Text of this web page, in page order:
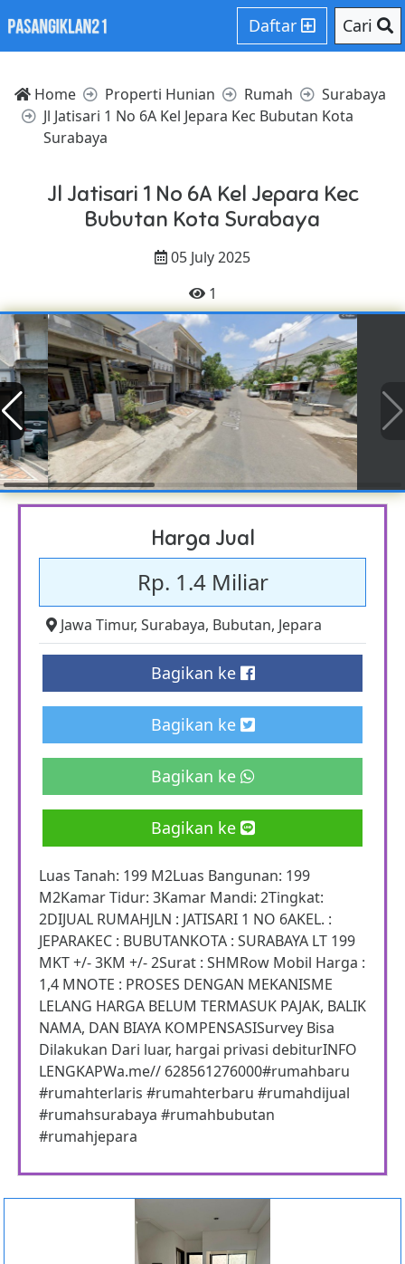
Daftar Cari
Home Properti Hunian Rumah
Surabaya
Jl Jatisari 1 No 6A Kel Jepara Kec Bubutan Kota
Surabaya
Jl Jatisari 1 No 6A Kel Jepara Kec
Bubutan Kota Surabaya
05 July 2025
1
Harga Jual
Rp. 1.4 Miliar
Jawa Timur, Surabaya, Bubutan, Jepara
Bagikan ke
Bagikan ke
Bagikan ke
Bagikan ke
Luas Tanah: 199 M2Luas Bangunan: 199
M2Kamar Tidur: 3Kamar Mandi: 2Tingkat:
2DIJUAL RUMAHJLN : JATISARI 1 NO 6AKEL. :
JEPARAKEC : BUBUTANKOTA : SURABAYA LT 199
MKT +/- 3KM +/- 2Surat : SHMRow Mobil Harga :
1,4 MNOTE : PROSES DENGAN MEKANISME
LELANG HARGA BELUM TERMASUK PAJAK, BALIK
NAMA, DAN BIAYA KOMPENSASISurvey Bisa
Dilakukan Dari luar, hargai privasi debiturINFO
LENGKAPWa.me// 628561276000#rumahbaru
#rumahterlaris #rumahterbaru #rumahdijual
#rumahsurabaya #rumahbubutan
#rumahjepara